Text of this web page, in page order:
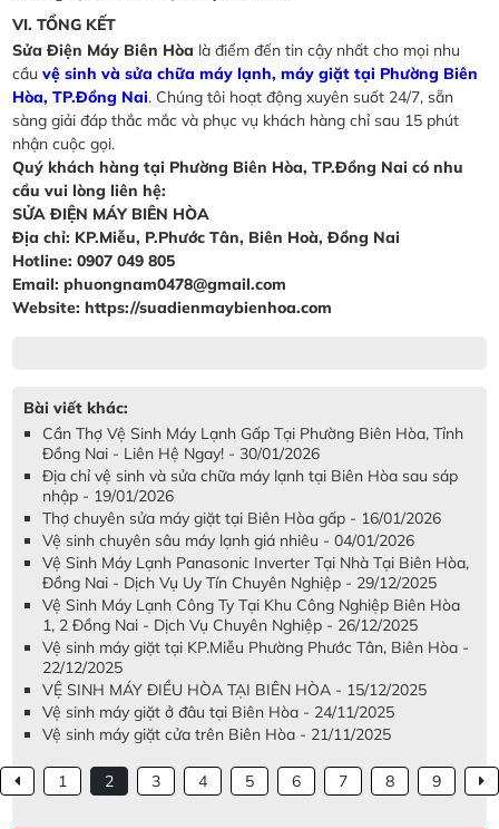
VI. TỔNG KẾT
Sửa Điện Máy Biên Hòa là điểm đến tin cậy nhất cho mọi nhu
cầuvệ sinh và sửa chữa máy lạnh, máy giặt tại Phường Biên
Hòa, TP.Đồng Nai. Chúng tôi hoạt động xuyên suốt 24/7, sẵn
sàng giải đáp thắc mắc và phục vụ khách hàng chỉ sau 15 phút
nhận cuộc gọi.
Quý khách hàng tại Phường Biên Hòa, TP.Đồng Nai có nhu
cầu vui lòng liên hệ:
SỬA ĐIỆN MÁY BIÊN HÒA
Địa chỉ: KP.Miễu, P.Phước Tân, Biên Hoà, Đồng Nai
Hotline: 0907 049 805
Email: phuongnam0478@gmail.com
Website: https://suadienmaybienhoa.com
Bài viết khác:
Cần Thợ Vệ Sinh Máy Lạnh Gấp Tại Phường Biên Hòa, Tỉnh
Đồng Nai - Liên Hệ Ngay! - 30/01/2026
Địa chỉ vệ sinh và sửa chữa máy lạnh tại Biên Hòa sau sáp
nhập - 19/01/2026
Thợ chuyên sửa máy giặt tại Biên Hòa gấp - 16/01/2026
Vệ sinh chuyên sâu máy lạnh giá nhiêu - 04/01/2026
Vệ Sinh Máy Lạnh Panasonic Inverter Tại Nhà Tại Biên Hòa,
Đồng Nai - Dịch Vụ Uy Tín Chuyên Nghiệp - 29/12/2025
Vệ Sinh Máy Lạnh Công Ty Tại Khu Công Nghiệp Biên Hòa
1, 2 Đồng Nai - Dịch Vụ Chuyên Nghiệp - 26/12/2025
Vệ sinh máy giặt tại KP.Miễu Phường Phước Tân, Biên Hòa -
22/12/2025
VỆ SINH MÁY ĐIỀU HÒA TẠI BIÊN HÒA - 15/12/2025
Vệ sinh máy giặt ở đâu tại Biên Hòa - 24/11/2025
Vệ sinh máy giặt cửa trên Biên Hòa - 21/11/2025
1 2 3 4 5 6 7 8 9